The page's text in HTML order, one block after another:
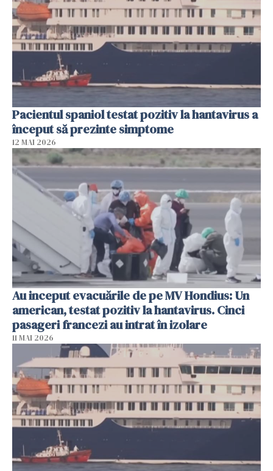
Pacientul spaniol testat pozitiv la hantavirus a
început să prezinte simptome
12 MAI 2026
Au inceput evacuările de pe MV Hondius: Un
american, testat pozitiv la hantavirus. Cinci
pasageri francezi au intrat în izolare
11 MAI 2026